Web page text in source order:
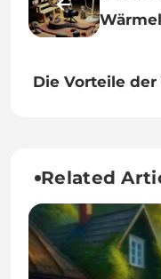
Die Vorteile
Related